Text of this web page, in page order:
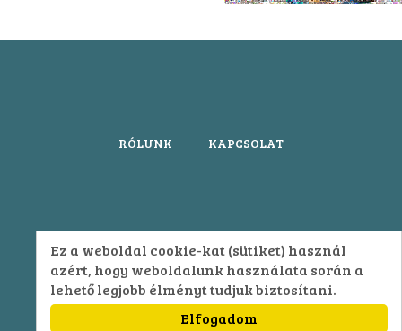
RÓLUNK KAPCSOLAT
Ez a weboldal cookie-kat (sütiket) használ
azért, hogy weboldalunk használata során a
lehető legjobb élményt tudjuk biztosítani.
Elfogadom